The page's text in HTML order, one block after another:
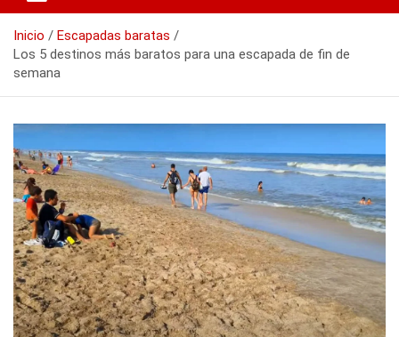
Inicio
Escapadas baratas
Los 5 destinos más baratos para una escapada de fin de
semana